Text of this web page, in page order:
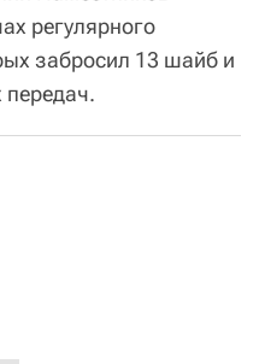
регулярного
забросил 13 шайб и
передач.